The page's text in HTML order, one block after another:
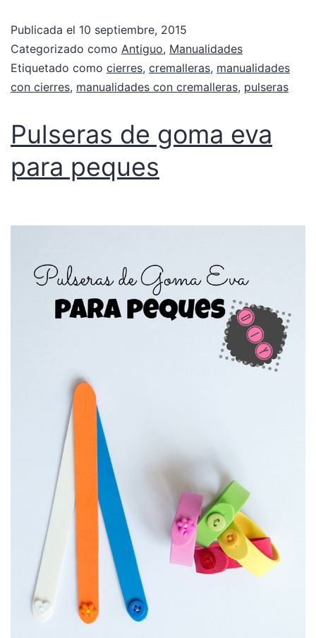
Publicada el 10 septiembre, 2015
Categorizado como Antiguo, Manualidades
Etiquetado como cierres, cremalleras, manualidades
con cierres, manualidades con cremalleras, pulseras
Pulseras de goma eva
para peques